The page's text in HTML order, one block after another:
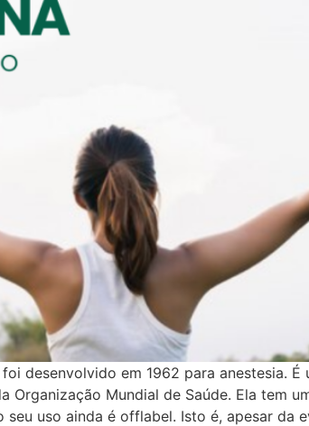
desenvolvido em 1962 para anestesia.
Organização Mundial de Saúde. Ela tem
seu uso ainda é offlabel. Isto é, apesar